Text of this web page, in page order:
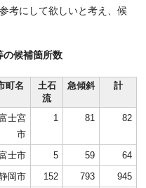
考にして欲しいと考え、候
の候補箇所数
町名
土石
流
急傾斜 計
士宮
市
1 81 82
士市 5 59
64
岡市 152 793
945